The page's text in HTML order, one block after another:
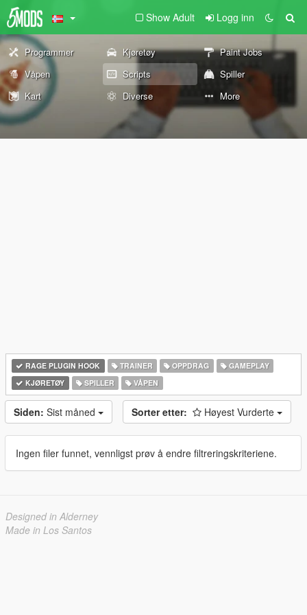
Show Adult Logg inn
Programmer Kjøretøy
Paint Jobs
Våpen
Scripts
Spiller
Kart
Diverse More
RAGE PLUGIN HOOK TRAINER OPPDRAG
GAMEPLAY
KJØRETØY
SPILLER VÅPEN
Siden: Sist måned Sorter etter: Høyest Vurderte
Ingen filer funnet, vennligst prøv å endre filtreringskriteriene.
Designed in Alderney
Made in Los Santos